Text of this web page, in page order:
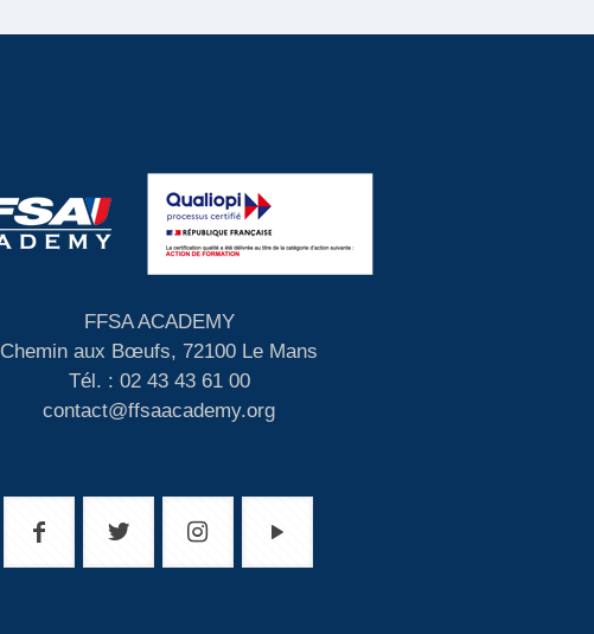
FFSA ACADEMY
Chemin aux Bœufs, 72100 Le Mans
Tél. : 02 43 43 61 00
contact@ffsaacademy.org